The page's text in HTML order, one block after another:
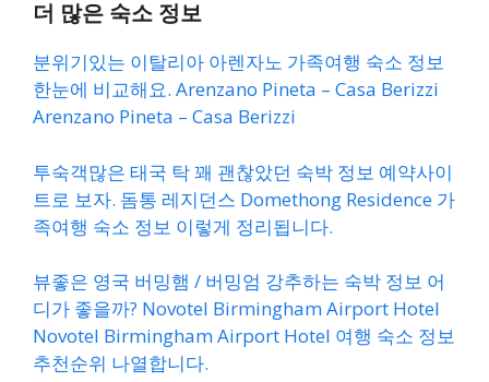
더 많은 숙소 정보
분위기있는 이탈리아 아렌자노 가족여행 숙소 정보
한눈에 비교해요. Arenzano Pineta – Casa Berizzi
Arenzano Pineta – Casa Berizzi
투숙객많은 태국 탁 꽤 괜찮았던 숙박 정보 예약사이
트로 보자. 돔통 레지던스 Domethong Residence 가
족여행 숙소 정보 이렇게 정리됩니다.
뷰좋은 영국 버밍햄 / 버밍엄 강추하는 숙박 정보 어
디가 좋을까? Novotel Birmingham Airport Hotel
Novotel Birmingham Airport Hotel 여행 숙소 정보
추천순위 나열합니다.